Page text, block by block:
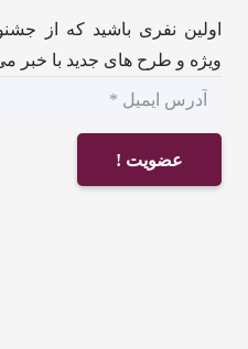
اولین نفری باشید که از
ویژه و طرح های جدید با خبر
عضویت !